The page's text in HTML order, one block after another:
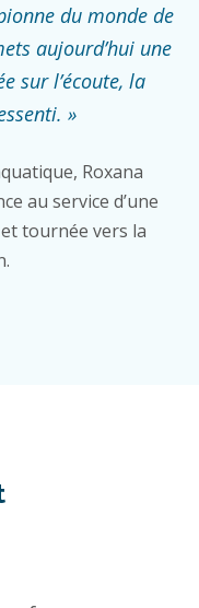
du monde de
aujourd’hui une
sur l’écoute, la
»
Roxana
au service d’une
tournée vers la